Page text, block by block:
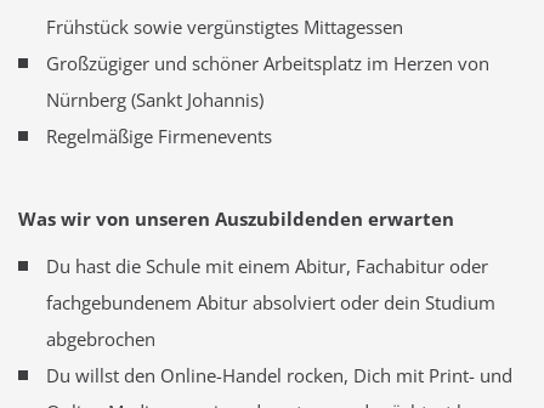
Frühstück sowie vergünstigtes Mittagessen
Großzügiger und schöner Arbeitsplatz im Herzen von
Nürnberg (Sankt Johannis)
Regelmäßige Firmenevents
Was wir von unseren Auszubildenden erwarten
Du hast die Schule mit einem Abitur, Fachabitur oder
fachgebundenem Abitur absolviert oder dein Studium
abgebrochen
Du willst den Online-Handel rocken, Dich mit Print- und